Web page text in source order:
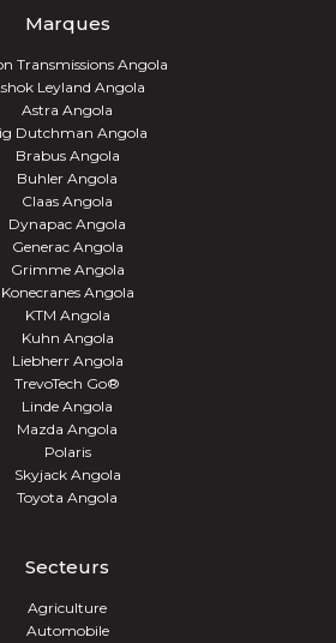
Marques
Transmissions Angola
Leyland Angola
Astra Angola
Dutchman Angola
Brabus Angola
Buhler Angola
Claas Angola
Dynapac Angola
Generac Angola
Grimme Angola
Konecranes Angola
KTM Angola
Kuhn Angola
Liebherr Angola
TrevoTech Go®
Linde Angola
Mazda Angola
Polaris
Skyjack Angola
Toyota Angola
Secteurs
Agriculture
Automobile